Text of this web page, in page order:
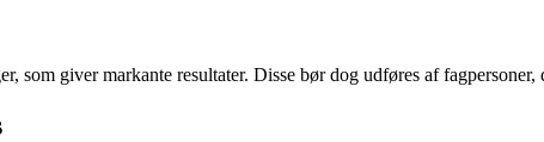
som giver markante resultater. Disse bør dog udføres af